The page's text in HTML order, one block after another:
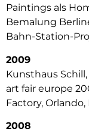
Paintings als
Bemalung
Bahn-Station-
2009
Kunsthaus
art fair europe
Factory, Orlando,
2008